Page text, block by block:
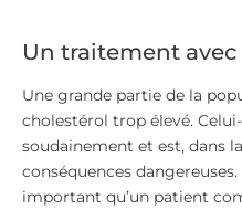
Un traitement
Une grande partie de la
cholestérol trop élevé.
soudainement et est, dans
conséquences
important qu’un patient